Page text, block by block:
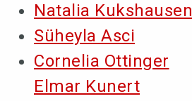
Natalia Kukshausen
Süheyla Asci
Cornelia Ottinger
Elmar Kunert